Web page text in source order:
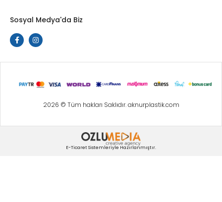
Sosyal Medya'da Biz
2026 © Tüm hakları Saklıdır. aknurplastik.com
E-Ticaret Sistemleriyle Hazırlanmıştır.